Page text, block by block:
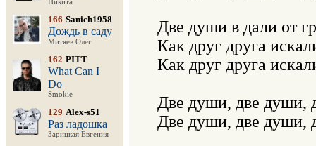
Никита
166 Sanich1958
Дождь в саду
Митяев Олег
162 PITT
What Can I
Do
Smokie
129 Alex-s51
Раз ладошка
Зарицкая Евгения
Две души в дали от
Как друг друга
Как друг друга
Две души, две души,
Две души, две души,